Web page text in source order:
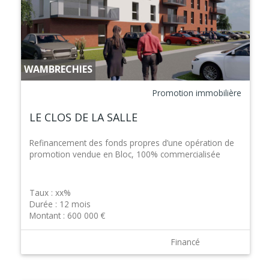
WAMBRECHIES
Promotion immobilière
LE CLOS DE LA SALLE
Refinancement des fonds propres d’une opération de
promotion vendue en Bloc, 100% commercialisée
Taux : xx%
Durée : 12 mois
Montant : 600 000 €
Financé